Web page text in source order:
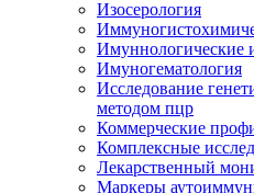
Изосерология
Имуннологические
Имуногематология
Исследование
методом пцр
Коммерческие
Комплексные
Лекарственный
Маркеры